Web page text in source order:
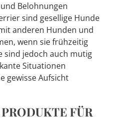
Belohnungen
sind gesellige Hunde
anderen Hunden und
wenn sie frühzeitig
sind jedoch auch mutig
Situationen
gewisse Aufsicht
FÜR